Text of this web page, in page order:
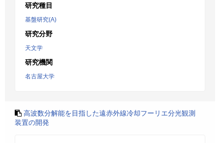
研究種目
基盤研究(A)
研究分野
天文学
研究機関
名古屋大学
高波数分解能を目指した遠赤外線冷却フーリエ分光観測
装置の開発